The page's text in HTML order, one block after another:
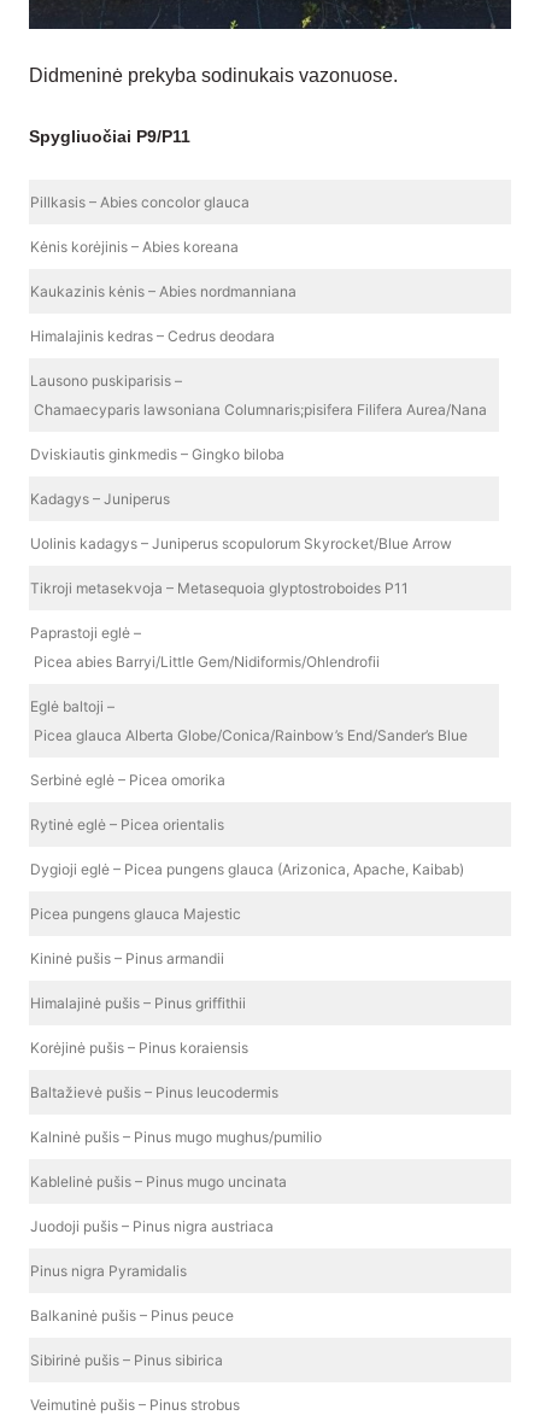
Didmeninė prekyba sodinukais vazonuose.
Spygliuočiai P9/P11
Pillkasis – Abies concolor glauca
Kėnis korėjinis – Abies koreana
Kaukazinis kėnis – Abies nordmanniana
Himalajinis kedras – Cedrus deodara
Lausono puskiparisis –
Chamaecyparis lawsoniana Columnaris;pisifera Filifera Aurea/Nana
Dviskiautis ginkmedis – Gingko biloba
Kadagys – Juniperus
Uolinis kadagys – Juniperus scopulorum Skyrocket/Blue Arrow
Tikroji metasekvoja – Metasequoia glyptostroboides P11
Paprastoji eglė –
Picea abies Barryi/Little Gem/Nidiformis/Ohlendrofii
Eglė baltoji –
Picea glauca Alberta Globe/Conica/Rainbow’s End/Sander’s Blue
Serbinė eglė – Picea omorika
Rytinė eglė – Picea orientalis
Dygioji eglė – Picea pungens glauca (Arizonica, Apache, Kaibab)
Picea pungens glauca Majestic
Kininė pušis – Pinus armandii
Himalajinė pušis – Pinus griffithii
Korėjinė pušis – Pinus koraiensis
Baltažievė pušis – Pinus leucodermis
Kalninė pušis – Pinus mugo mughus/pumilio
Kablelinė pušis – Pinus mugo uncinata
Juodoji pušis – Pinus nigra austriaca
Pinus nigra Pyramidalis
Balkaninė pušis – Pinus peuce
Sibirinė pušis – Pinus sibirica
Veimutinė pušis – Pinus strobus